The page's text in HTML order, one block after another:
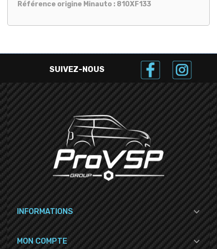
Référence origine Minauto : 810XF133
SUIVEZ-NOUS
INFORMATIONS 
MON COMPTE 